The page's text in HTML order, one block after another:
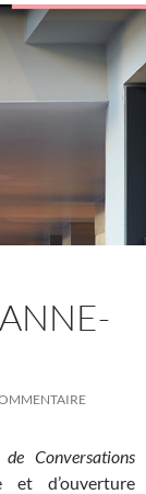
de Conversations
et d’ouverture